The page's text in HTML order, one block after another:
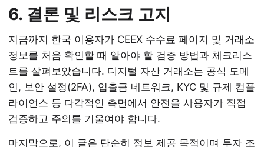
6. 결론 및 리스크 고지
지금까지 한국 이용자가 CEEX 수수료 페이지 및 거래소
정보를 처음 확인할 때 알아야 할 검증 방법과 체크리스
트를 살펴보았습니다. 디지털 자산 거래소는 공식 도메
인, 보안 설정(2FA), 입출금 네트워크, KYC 및 규제 컴플
라이언스 등 다각적인 측면에서 안전을 사용자가 직접
검증하고 주의를 기울여야 합니다.
마지막으로, 이 글은 단순히 정보 제공 목적이며 투자 조